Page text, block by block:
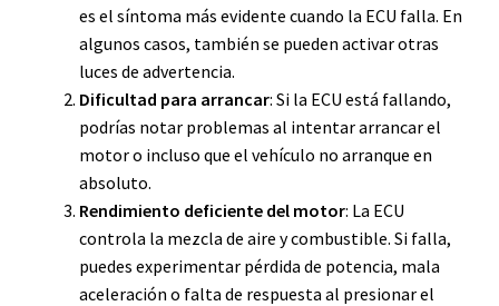
es el síntoma más evidente cuando la ECU falla. En
algunos casos, también se pueden activar otras
luces de advertencia.
Dificultad para arrancar: Si la ECU está fallando,
podrías notar problemas al intentar arrancar el
motor o incluso que el vehículo no arranque en
absoluto.
Rendimiento deficiente del motor: La ECU
controla la mezcla de aire y combustible. Si falla,
puedes experimentar pérdida de potencia, mala
aceleración o falta de respuesta al presionar el